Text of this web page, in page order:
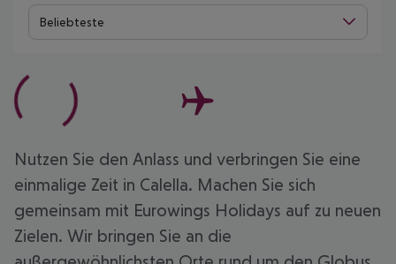
Beliebteste
Nutzen Sie den Anlass und verbringen Sie eine
einmalige Zeit in Calella. Machen Sie sich
gemeinsam mit Eurowings Holidays auf zu neuen
Zielen. Wir bringen Sie an die